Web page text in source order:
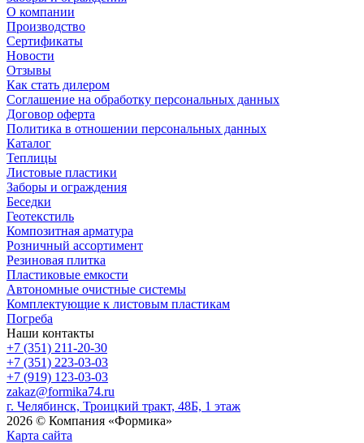
О компании
Производство
Сертификаты
Новости
Отзывы
Как стать дилером
Соглашение на обработку персональных данных
Договор оферта
Политика в отношении персональных данных
Каталог
Теплицы
Листовые пластики
Заборы и ограждения
Беседки
Геотекстиль
Композитная арматура
Розничный ассортимент
Резиновая плитка
Пластиковые емкости
Автономные очистные системы
Комплектующие к листовым пластикам
Погреба
Наши контакты
+7 (351) 211-20-30
+7 (351) 223-03-03
+7 (919) 123-03-03
zakaz@formika74.ru
г. Челябинск, Троицкий тракт, 48Б, 1 этаж
2026 © Компания «Формика»
Карта сайта